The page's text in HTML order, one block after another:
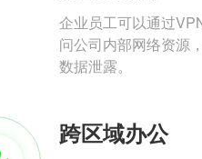
企业员工可以通过
问公司内部网络资源
数据泄露。
跨区域办公